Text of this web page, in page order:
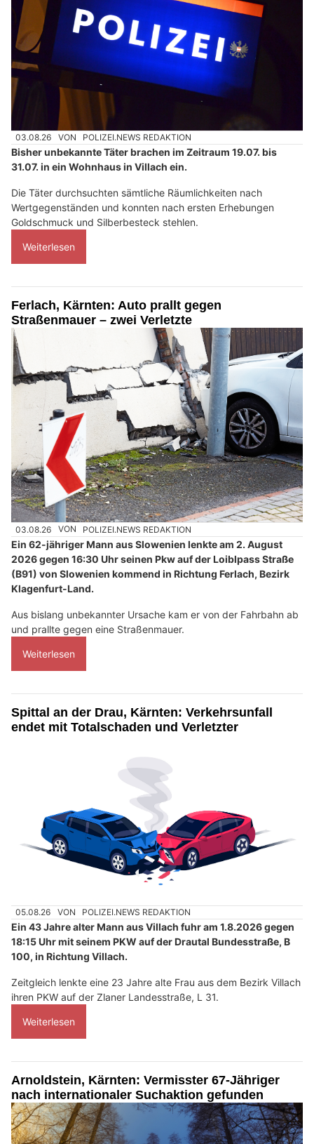
03.08.26 VON POLIZEI.NEWS REDAKTION
Bisher unbekannte Täter brachen im Zeitraum 19.07. bis
31.07. in ein Wohnhaus in Villach ein.
Die Täter durchsuchten sämtliche Räumlichkeiten nach
Wertgegenständen und konnten nach ersten Erhebungen
Goldschmuck und Silberbesteck stehlen.
Weiterlesen
Ferlach, Kärnten: Auto prallt gegen
Straßenmauer – zwei Verletzte
03.08.26 VON POLIZEI.NEWS REDAKTION
Ein 62-jähriger Mann aus Slowenien lenkte am 2. August
2026 gegen 16:30 Uhr seinen Pkw auf der Loiblpass Straße
(B91) von Slowenien kommend in Richtung Ferlach, Bezirk
Klagenfurt-Land.
Aus bislang unbekannter Ursache kam er von der Fahrbahn ab
und prallte gegen eine Straßenmauer.
Weiterlesen
Spittal an der Drau, Kärnten: Verkehrsunfall
endet mit Totalschaden und Verletzter
05.08.26 VON POLIZEI.NEWS REDAKTION
Ein 43 Jahre alter Mann aus Villach fuhr am 1.8.2026 gegen
18:15 Uhr mit seinem PKW auf der Drautal Bundesstraße, B
100, in Richtung Villach.
Zeitgleich lenkte eine 23 Jahre alte Frau aus dem Bezirk Villach
ihren PKW auf der Zlaner Landesstraße, L 31.
Weiterlesen
Arnoldstein, Kärnten: Vermisster 67-Jähriger
nach internationaler Suchaktion gefunden